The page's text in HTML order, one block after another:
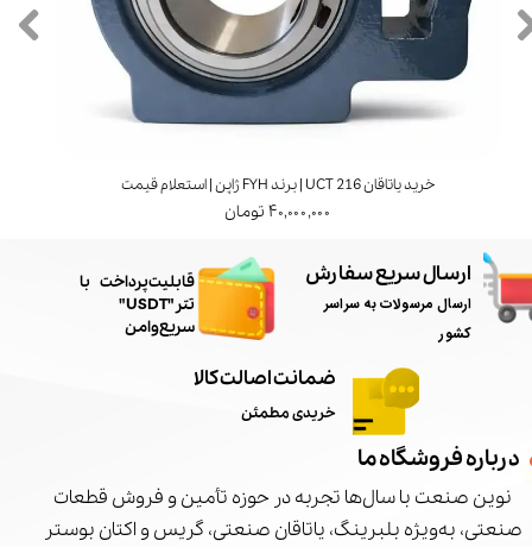
خرید یاتاقان UCT 216 | برند FYH ژاپن | استعلام قیمت
۴۰,۰۰۰,۰۰۰ تومان
ارسال سریع سفارش
ارسال مرسولات به سراسر
کشور
ضمانت اصالت کالا
خریدی مطمئن
درباره فروشگاه ما
نوین صنعت با سال‌ها تجربه در حوزه تأمین و فروش قطعات
صنعتی، به‌ویژه بلبرینگ، یاتاقان صنعتی، گریس و اکتان بوستر
​قابلیت پرداخت با
تتر"USDT"
سریع و امن